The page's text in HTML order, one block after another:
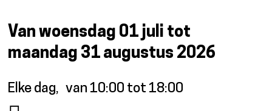
Van woensdag 01 juli tot
maandag 31 augustus 2026
Elke dag van 10:00 tot 18:00